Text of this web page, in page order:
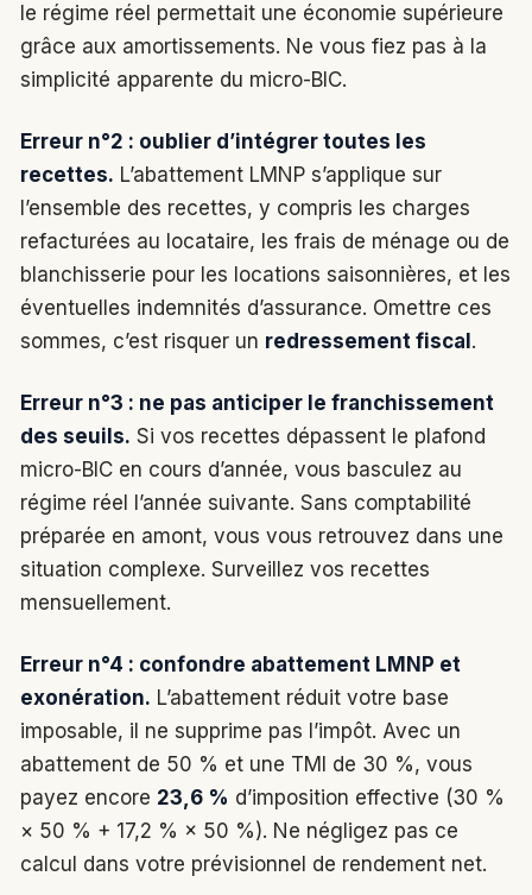
le régime réel permettait une économie supérieure
grâce aux amortissements. Ne vous fiez pas à la
simplicité apparente du micro-BIC.
Erreur n°2 : oublier d’intégrer toutes les
recettes. L’abattement LMNP s’applique sur
l’ensemble des recettes, y compris les charges
refacturées au locataire, les frais de ménage ou de
blanchisserie pour les locations saisonnières, et les
éventuelles indemnités d’assurance. Omettre ces
sommes, c’est risquer un redressement fiscal .
Erreur n°3 : ne pas anticiper le franchissement
des seuils. Si vos recettes dépassent le plafond
micro-BIC en cours d’année, vous basculez au
régime réel l’année suivante. Sans comptabilité
préparée en amont, vous vous retrouvez dans une
situation complexe. Surveillez vos recettes
mensuellement.
Erreur n°4 : confondre abattement LMNP et
exonération. L’abattement réduit votre base
imposable, il ne supprime pas l’impôt. Avec un
abattement de 50 % et une TMI de 30 %, vous
payez encore 23,6 % d’imposition effective (30 %
× 50 % + 17,2 % × 50 %). Ne négligez pas ce
calcul dans votre prévisionnel de rendement net.